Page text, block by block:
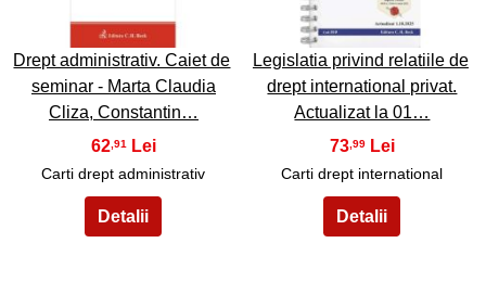
Drept administrativ. Caiet de
seminar - Marta Claudia
Cliza, Constantin…
62 ,91
Carti drept administrativ
Legislatia privind relatiile de
drept international privat.
Actualizat la 01…
73 ,99
Carti drept international